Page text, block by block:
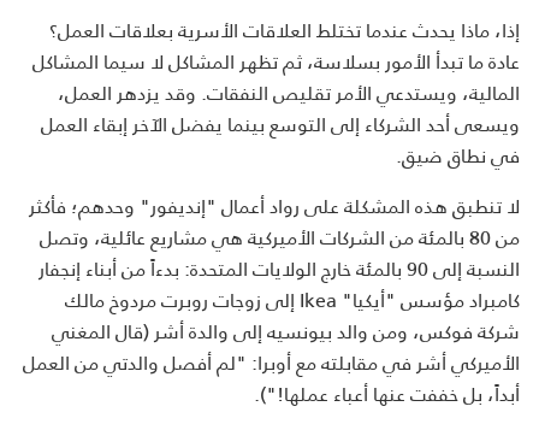
إذا، ماذا يحدث عندما تختلط العلاقات الأسرية بعلاقات العمل؟
عادة ما تبدأ الأمور بسلاسة، ثم تظهر المشاكل لا سيما المشاكل
المالية، ويستدعي الأمر تقليص النفقات. وقد يزدهر العمل،
ويسعى أحد الشركاء إلى التوسع بينما يفضل الآخر إبقاء العمل
في نطاق ضيق.
لا تنطبق هذه المشكلة على رواد أعمال "إنديفور" وحدهم؛ فأكثر
من 80 بالمئة من الشركات الأميركية هي مشاريع عائلية، وتصل
النسبة إلى 90 بالمئة خارج الولايات المتحدة: بدءاً من أبناء إنجفار
كامبراد مؤسس "أيكيا" Ikea إلى زوجات روبرت مردوخ مالك
شركة فوكس، ومن والد بيونسيه إلى والدة أشر (قال المغني
الأميركي أشر في مقابلته مع أوبرا: "لم أفصل والدتي من العمل
أبداً، بل خففت عنها أعباء عملها!").